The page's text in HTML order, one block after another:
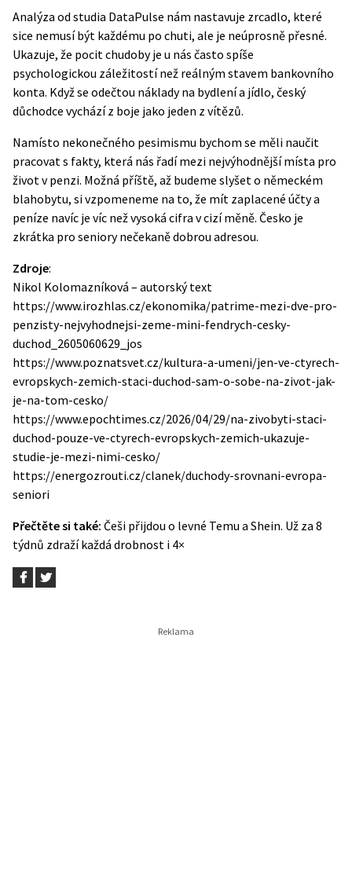
Analýza od studia DataPulse nám nastavuje zrcadlo, které
sice nemusí být každému po chuti, ale je neúprosně přesné.
Ukazuje, že pocit chudoby je u nás často spíše
psychologickou záležitostí než reálným stavem bankovního
konta. Když se odečtou náklady na bydlení a jídlo, český
důchodce vychází z boje jako jeden z vítězů.
Namísto nekonečného pesimismu bychom se měli naučit
pracovat s fakty, která nás řadí mezi nejvýhodnější místa pro
život v penzi. Možná příště, až budeme slyšet o německém
blahobytu, si vzpomeneme na to, že mít zaplacené účty a
peníze navíc je víc než vysoká cifra v cizí měně. Česko je
zkrátka pro seniory nečekaně dobrou adresou.
Zdroje:
Nikol Kolomazníková – autorský text
https://www.irozhlas.cz/ekonomika/patrime-mezi-dve-pro-
penzisty-nejvyhodnejsi-zeme-mini-fendrych-cesky-
duchod_2605060629_jos
https://www.poznatsvet.cz/kultura-a-umeni/jen-ve-ctyrech-
evropskych-zemich-staci-duchod-sam-o-sobe-na-zivot-jak-
je-na-tom-cesko/
https://www.epochtimes.cz/2026/04/29/na-zivobyti-staci-
duchod-pouze-ve-ctyrech-evropskych-zemich-ukazuje-
studie-je-mezi-nimi-cesko/
https://energozrouti.cz/clanek/duchody-srovnani-evropa-
seniori
Přečtěte si také: Češi přijdou o levné Temu a Shein. Už za 8
týdnů zdraží každá drobnost i 4×